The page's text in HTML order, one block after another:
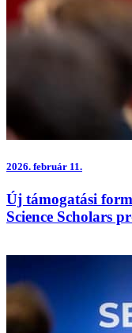
2026. február 11.
Új támogatási
Science Scholars